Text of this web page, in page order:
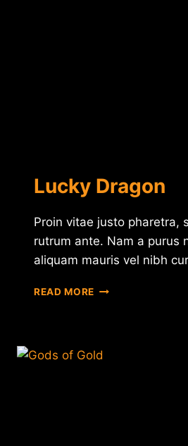
Lucky Dragon
Proin vitae justo pharetra,
rutrum ante. Nam a purus
aliquam mauris vel nibh
READ MORE LUCKY